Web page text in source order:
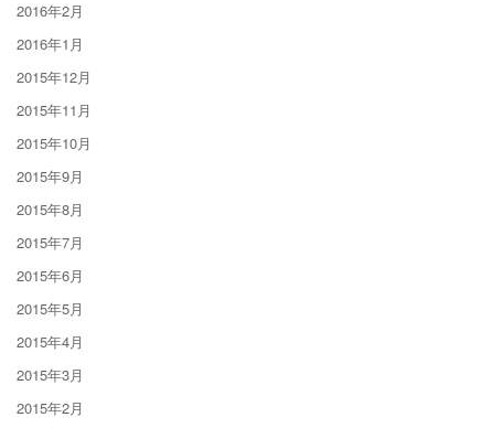
2016年2月
2016年1月
2015年12月
2015年11月
2015年10月
2015年9月
2015年8月
2015年7月
2015年6月
2015年5月
2015年4月
2015年3月
2015年2月